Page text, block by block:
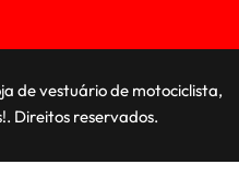
de vestuário de motociclista,
Direitos reservados.